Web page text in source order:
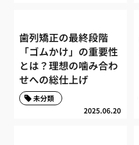
歯列矯正の最終段階
「ゴムかけ」の重要性
とは？理想の噛み合わ
せへの総仕上げ
2025.06.20
未分類